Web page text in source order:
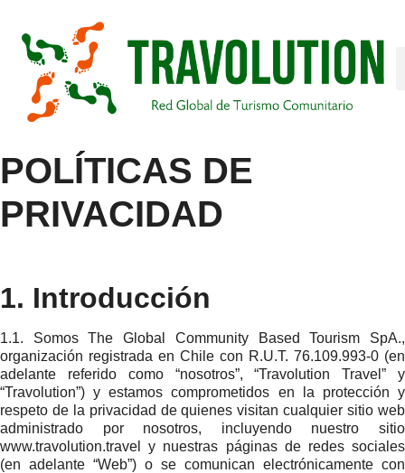
POLÍTICAS DE
PRIVACIDAD
1. Introducción
1.1. Somos The Global Community Based Tourism SpA.,
organización registrada en Chile con R.U.T. 76.109.993-0 (en
adelante referido como “nosotros”, “Travolution Travel” y
“Travolution”) y estamos comprometidos en la protección y
respeto de la privacidad de quienes visitan cualquier sitio web
administrado por nosotros, incluyendo nuestro sitio
www.travolution.travel y nuestras páginas de redes sociales
(en adelante “Web”) o se comunican electrónicamente con